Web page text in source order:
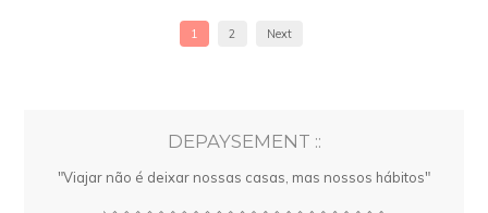
1 2 Next
DEPAYSEMENT ::
"Viajar não é deixar nossas casas, mas nossos hábitos"